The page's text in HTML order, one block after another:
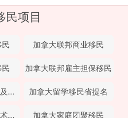
民项目
加拿大联邦商业移民
加拿大联邦雇主担保移民
加拿大各省雇主担保及经验类移民 加拿大留学移民省提名
加拿大无雇主要求技术移民 加拿大家庭团聚移民